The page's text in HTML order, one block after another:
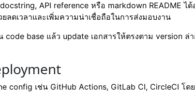
API reference หรือ markdown README ไ
ลดเวลาและเพิ่มความน่าเชื่อถือในการส่งมอบงาน
code base แล้ว update เอกสารให้ตรงตาม version ล่
config เช่น GitHub Actions, GitLab CI, CircleCI โด